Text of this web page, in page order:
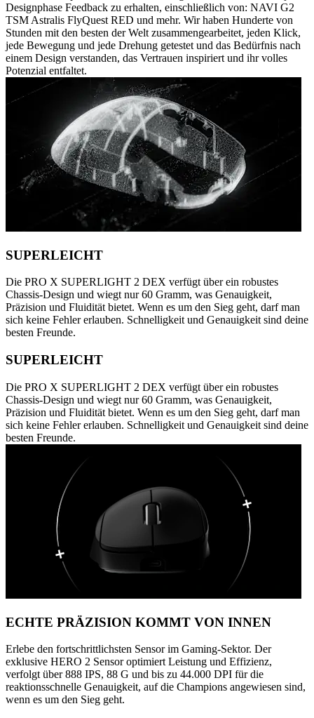
Designphase Feedback zu erhalten, einschließlich von: NAVI G2
TSM Astralis FlyQuest RED und mehr. Wir haben Hunderte von
Stunden mit den besten der Welt zusammengearbeitet, jeden Klick,
jede Bewegung und jede Drehung getestet und das Bedürfnis nach
einem Design verstanden, das Vertrauen inspiriert und ihr volles
Potenzial entfaltet.
SUPERLEICHT
Die PRO X SUPERLIGHT 2 DEX verfügt über ein robustes
Chassis-Design und wiegt nur 60 Gramm, was Genauigkeit,
Präzision und Fluidität bietet. Wenn es um den Sieg geht, darf man
sich keine Fehler erlauben. Schnelligkeit und Genauigkeit sind deine
besten Freunde.
SUPERLEICHT
Die PRO X SUPERLIGHT 2 DEX verfügt über ein robustes
Chassis-Design und wiegt nur 60 Gramm, was Genauigkeit,
Präzision und Fluidität bietet. Wenn es um den Sieg geht, darf man
sich keine Fehler erlauben. Schnelligkeit und Genauigkeit sind deine
besten Freunde.
ECHTE PRÄZISION KOMMT VON INNEN
Erlebe den fortschrittlichsten Sensor im Gaming-Sektor. Der
exklusive HERO 2 Sensor optimiert Leistung und Effizienz,
verfolgt über 888 IPS, 88 G und bis zu 44.000 DPI für die
reaktionsschnelle Genauigkeit, auf die Champions angewiesen sind,
wenn es um den Sieg geht.